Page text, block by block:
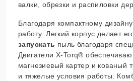
валки, обрезки и распиловки
Благодаря компактному
работу. Легкий корпус делает
запускать пыль благодаря
Двигатели X-Torq®
магнезиевый картер и кованый
и тяжелые условия работы.